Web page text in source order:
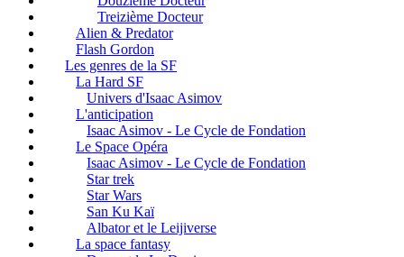
Treizième Docteur
Alien & Predator
Flash Gordon
Les genres de la SF
La Hard SF
Univers d'Isaac Asimov
L'anticipation
Isaac Asimov - Le Cycle de Fondation
Le Space Opéra
Isaac Asimov - Le Cycle de Fondation
Star trek
Star Wars
San Ku Kaï
Albator et le Leijiverse
La space fantasy